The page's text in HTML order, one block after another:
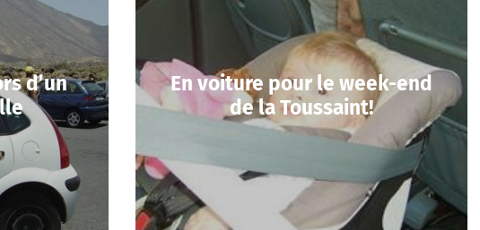
d’un
En voiture pour le week-end
de la Toussaint!